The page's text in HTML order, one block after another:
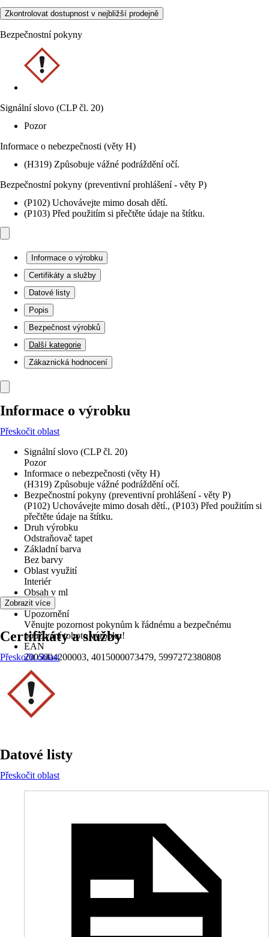
Zkontrolovat dostupnost v nejbližší prodejně
Bezpečnostní pokyny
Signální slovo (CLP čl. 20)
Pozor
Informace o nebezpečnosti (věty H)
(H319) Způsobuje vážné podráždění očí.
Bezpečnostní pokyny (preventivní prohlášení - věty P)
(P102) Uchovávejte mimo dosah dětí.
(P103) Před použitím si přečtěte údaje na štítku.
Informace o výrobku
Certifikáty a služby
Datové listy
Popis
Bezpečnost výrobků
Další kategorie
Zákaznická hodnocení
Informace o výrobku
Přeskočit oblast
Signální slovo (CLP čl. 20)
Pozor
Informace o nebezpečnosti (věty H)
(H319) Způsobuje vážné podráždění očí.
Bezpečnostní pokyny (preventivní prohlášení - věty P)
(P102) Uchovávejte mimo dosah dětí., (P103) Před použitím si
přečtěte údaje na štítku.
Druh výrobku
Odstraňovač tapet
Základní barva
Bez barvy
Oblast využití
Interiér
Obsah v ml
500 ml
Upozornění
Věnujte pozornost pokynům k řádnému a bezpečnému
používání tohoto výrobku!
EAN
2005004200003, 4015000073479, 5997272380808
Zobrazit více
Certifikáty a služby
Přeskočit oblast
Datové listy
Přeskočit oblast